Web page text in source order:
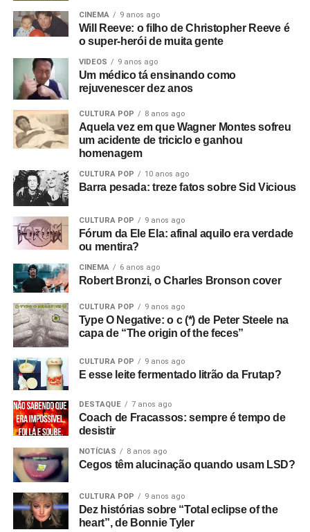
CINEMA 9 anos ago
Will Reeve: o filho de Christopher Reeve é
o super-herói de muita gente
VIDEOS 9 anos ago
Um médico tá ensinando como
rejuvenescer dez anos
CULTURA POP 8 anos ago
Aquela vez em que Wagner Montes sofreu
um acidente de triciclo e ganhou
homenagem
CULTURA POP 10 anos ago
Barra pesada: treze fatos sobre Sid Vicious
CULTURA POP 9 anos ago
Fórum da Ele Ela: afinal aquilo era verdade
ou mentira?
CINEMA 6 anos ago
Robert Bronzi, o Charles Bronson cover
CULTURA POP 9 anos ago
Type O Negative: o c (*) de Peter Steele na
capa de “The origin of the feces”
CULTURA POP 9 anos ago
E esse leite fermentado litrão da Frutap?
DESTAQUE 7 anos ago
Coach de Fracassos: sempre é tempo de
desistir
NOTÍCIAS 8 anos ago
Cegos têm alucinação quando usam LSD?
CULTURA POP 9 anos ago
Dez histórias sobre “Total eclipse of the
heart”, de Bonnie Tyler